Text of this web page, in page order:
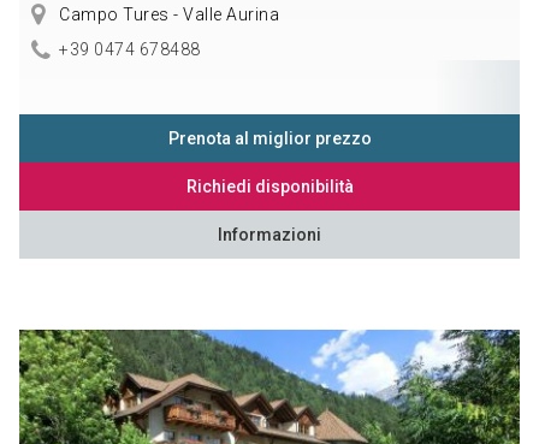
Campo Tures - Valle Aurina
+39 0474 678488
Prenota al miglior prezzo
Richiedi disponibilità
Informazioni